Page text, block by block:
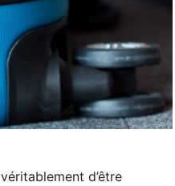
d’être